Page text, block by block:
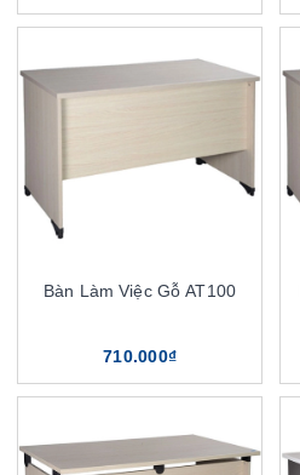
Bàn Làm Việc Gỗ AT100
710.000₫